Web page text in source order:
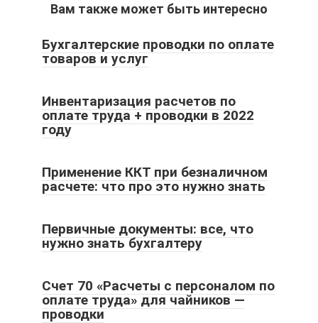
Вам также может быть интересно
Бухгалтерские проводки по оплате
товаров и услуг
Инвентаризация расчетов по
оплате труда + проводки в 2022
году
Применение ККТ при безналичном
расчете: что про это нужно знать
Первичные документы: все, что
нужно знать бухгалтеру
Счет 70 «Расчеты с персоналом по
оплате труда» для чайников —
проводки